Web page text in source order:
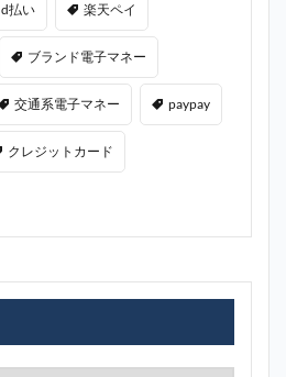
d払い 楽天ペイ
ブランド電子マネー
交通系電子マネー paypay
クレジットカード